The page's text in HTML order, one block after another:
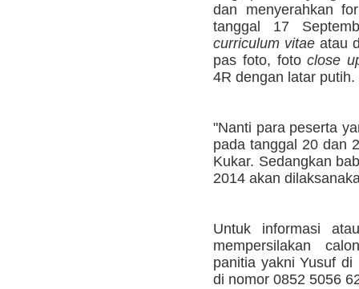
dan menyerahkan
tanggal 17
curriculum vitaeatau
pas foto, fotoclose
4R dengan latar putih.
"Nanti para peserta
pada tanggal 20 dan
Kukar. Sedangkan
2014 akan
Untuk informasi
mempersilakan
panitia yakni Yusuf
di nomor 0852 5056